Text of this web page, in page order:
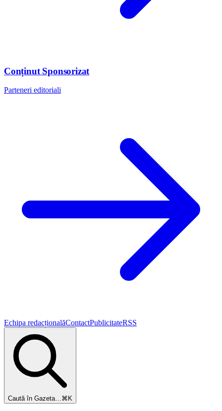
Conținut Sponsorizat
Parteneri editoriali
Echipa redacționalăContactPublicitateRSS
Caută în Gazeta…⌘K